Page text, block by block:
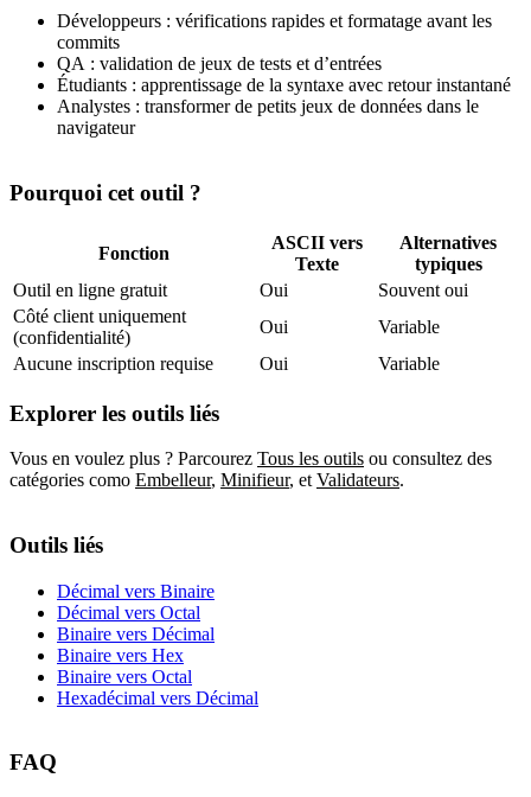
Développeurs : vérifications rapides et formatage avant les
commits
QA : validation de jeux de tests et d’entrées
Étudiants : apprentissage de la syntaxe avec retour instantané
Analystes : transformer de petits jeux de données dans le
navigateur
Pourquoi cet outil ?
Fonction
ASCII vers
Texte
Alternatives
typiques
Outil en ligne gratuit
Oui
Souvent oui
Côté client uniquement
(confidentialité)
Oui
Variable
Aucune inscription requise
Oui Variable
Explorer les outils liés
Vous en voulez plus ? Parcourez Tous les outils ou consultez des
catégories como Embelleur, Minifieur, et Validateurs.
Outils liés
Décimal vers Binaire
Décimal vers Octal
Binaire vers Décimal
Binaire vers Hex
Binaire vers Octal
Hexadécimal vers Décimal
FAQ